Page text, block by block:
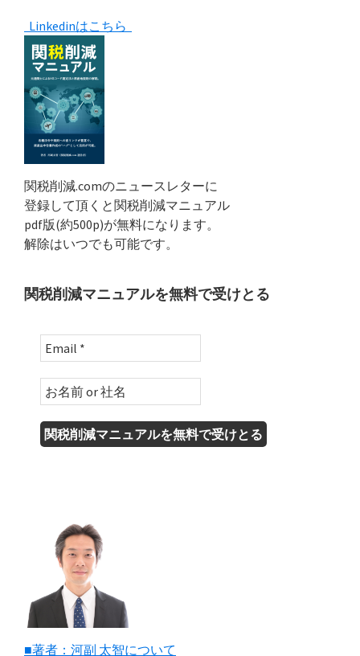
Primary
Sidebar
Linkedinはこちら
関税削減.comのニュースレターに
登録して頂くと関税削減マニュアル
pdf版(約500p)が無料になります。
解除はいつでも可能です。
関税削減マニュアルを無料で受けとる
■著者：河副 太智について